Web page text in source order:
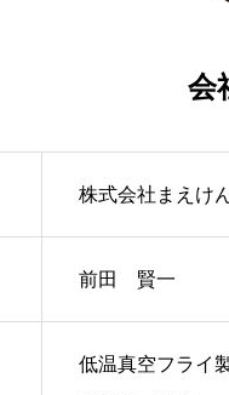
会
株式会社まえけ
前田 賢一
低温真空フライ